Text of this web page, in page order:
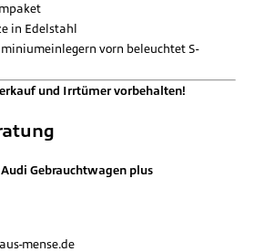
in Edelstahl
vorn beleuchtet S-
und Irrtümer vorbehalten!
Gebrauchtwagen plus
mense.de